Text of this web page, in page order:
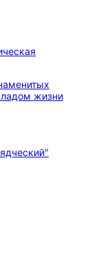
жизни